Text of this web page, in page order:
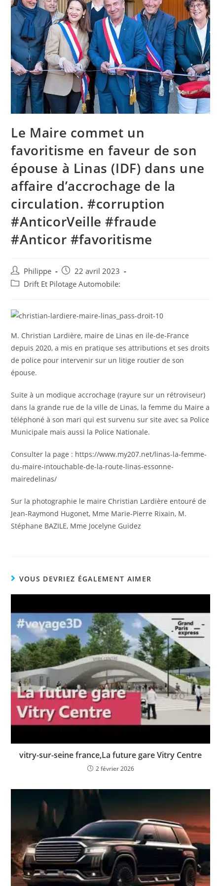
Le Maire commet un
favoritisme en faveur de son
épouse à Linas (IDF) dans une
affaire d’accrochage de la
circulation. #corruption
#AnticorVeille #fraude
#Anticor #favoritisme
Auteur/autrice
de
Philippe
Post
published:
22 avril 2023
PostDrift Et Pilotage Automobile:
M. Christian Lardière, maire de Linas en ile-de-France
depuis 2020, a mis en pratique ses attributions et ses droits
de police pour intervenir sur un litige routier de son
épouse.
Suite à un modique accrochage (rayure sur un rétroviseur)
dans la grande rue de la ville de Linas, la femme du Maire a
téléphoné à son mari qui est survenu sur site avec sa Police
Municipale mais aussi la Police Nationale.
Consulter la page : https://www.my207.net/linas-la-femme-
du-maire-intouchable-de-la-route-linas-essonne-
mairedelinas/
Sur la photographie le maire Christian Lardière entouré de
Jean-Raymond Hugonet, Mme Marie-Pierre Rixain, M.
Stéphane BAZILE, Mme Jocelyne Guidez
VOUS DEVRIEZ ÉGALEMENT AIMER
vitry-sur-seine france,La future gare Vitry Centre
2 février 2026